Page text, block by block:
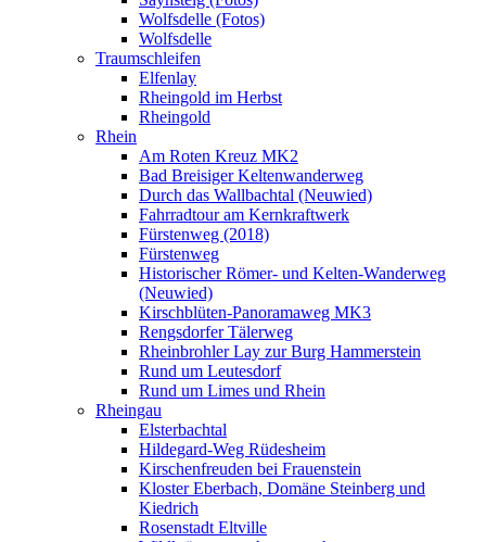
Wolfsdelle (Fotos)
Wolfsdelle
Traumschleifen
Elfenlay
Rheingold im Herbst
Rheingold
Rhein
Am Roten Kreuz MK2
Bad Breisiger Keltenwanderweg
Durch das Wallbachtal (Neuwied)
Fahrradtour am Kernkraftwerk
Fürstenweg (2018)
Fürstenweg
Historischer Römer- und Kelten-Wanderweg
(Neuwied)
Kirschblüten-Panoramaweg MK3
Rengsdorfer Tälerweg
Rheinbrohler Lay zur Burg Hammerstein
Rund um Leutesdorf
Rund um Limes und Rhein
Rheingau
Elsterbachtal
Hildegard-Weg Rüdesheim
Kirschenfreuden bei Frauenstein
Kloster Eberbach, Domäne Steinberg und
Kiedrich
Rosenstadt Eltville